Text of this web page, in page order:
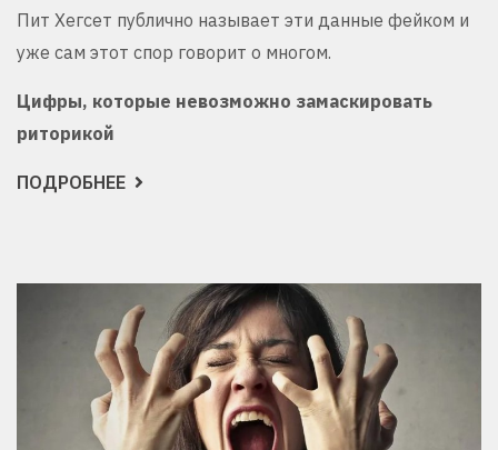
Пит Хегсет публично называет эти данные фейком и
уже сам этот спор говорит о многом.
Цифры, которые невозможно замаскировать
риторикой
ПОДРОБНЕЕ О
МЕСЯЦЕВ
И
УЖЕ
СЧИТАЕТ
ПОСЛЕДНИЕ
РАКЕТЫ